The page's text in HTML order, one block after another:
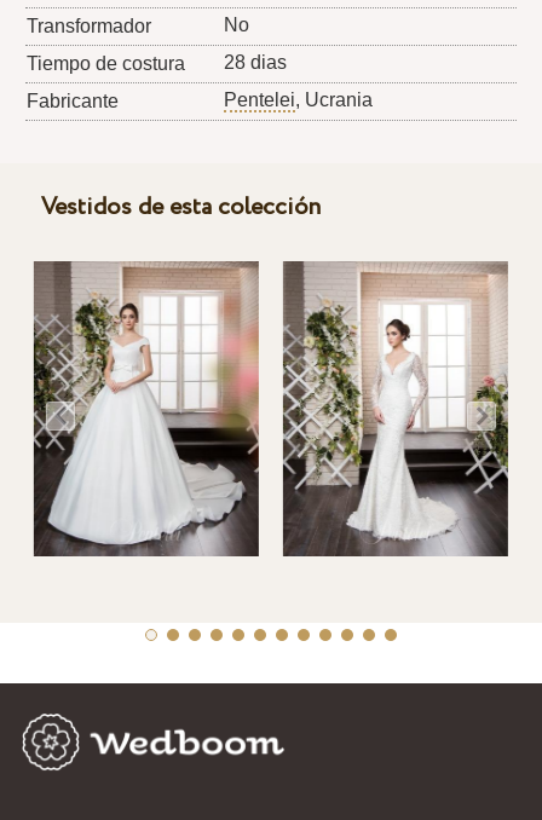
Transformador
No
Tiempo de costura
28 dias
Fabricante
Pentelei, Ucrania
Vestidos de esta colección